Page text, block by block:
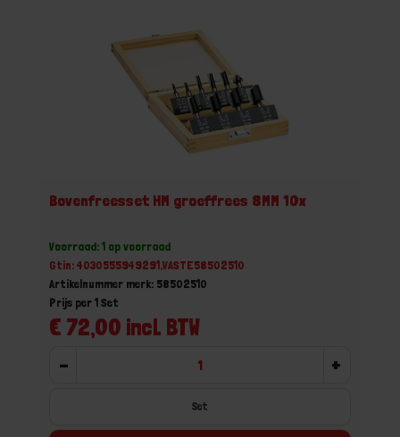
Bovenfreesset HM groeffrees 8MM 10x
Voorraad: 1 op voorraad
Gtin: 4030555949291,VASTE58502510
Artikelnummer merk: 58502510
€ 72,00 incl. BTW
Prijs per 1 Set
- +
Set